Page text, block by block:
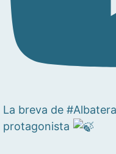
La breva de
protagonista